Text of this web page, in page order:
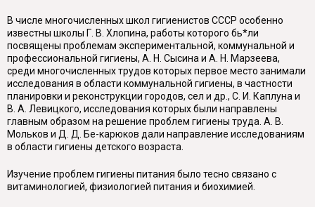
В числе многочисленных школ гигиенистов СССР особенно
известны школы Г. В. Хлопина, работы которого бь*ли
посвящены проблемам экспериментальной, коммунальной и
профессиональной гигиены, А. Н. Сысина и А. Н. Марзеева,
среди многочисленных трудов которых первое место занимали
исследования в области коммунальной гигиены, в частности
планировки и реконструкции городов, сел и др., С. И. Каплуна и
В. А. Левицкого, исследования которых были направлены
главным образом на решение проблем гигиены труда. А. В.
Мольков и Д. Д. Бе-карюков дали направление исследованиям
в области гигиены детского возраста.
Изучение проблем гигиены питания было тесно связано с
витаминологией, физиологией питания и биохимией.